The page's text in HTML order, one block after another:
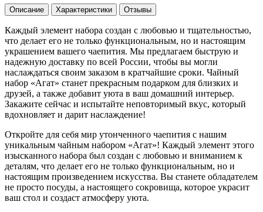
Описание Характеристики Отзывы
Каждый элемент набора создан с любовью и тщательностью,
что делает его не только функциональным, но и настоящим
украшением вашего чаепития. Мы предлагаем быструю и
надежную доставку по всей России, чтобы вы могли
наслаждаться своим заказом в кратчайшие сроки. Чайный
набор «Агат» станет прекрасным подарком для близких и
друзей, а также добавит уюта в ваш домашний интерьер.
Закажите сейчас и испытайте неповторимый вкус, который
вдохновляет и дарит наслаждение!
Откройте для себя мир утонченного чаепития с нашим
уникальным чайным набором «Агат»! Каждый элемент этого
изысканного набора был создан с любовью и вниманием к
деталям, что делает его не только функциональным, но и
настоящим произведением искусства. Вы станете обладателем
не просто посуды, а настоящего сокровища, которое украсит
ваш стол и создаст атмосферу уюта.